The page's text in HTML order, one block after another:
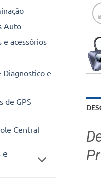
Auto
e acessórios
Diagnostico e
de GPS
Central
e